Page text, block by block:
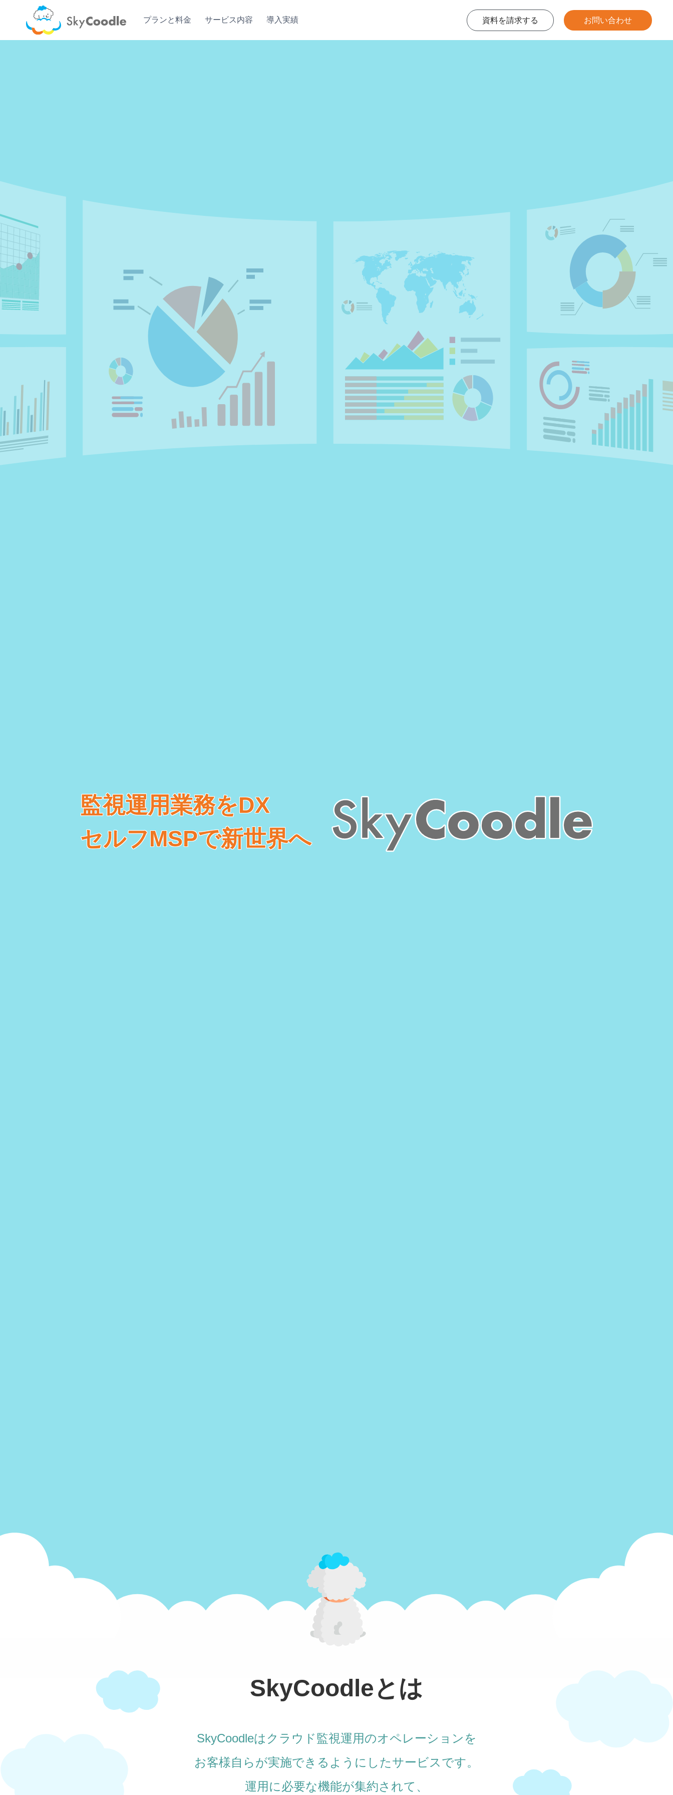
プランと料金 サービス内容 導入実績 資料を請求する お問い合わせ
監視運用業務をDX
セルフMSPで新世界へ
SkyCoodleとは
SkyCoodleはクラウド監視運用のオペレーションを
お客様自らが実施できるようにしたサービスです。
運用に必要な機能が集約されて、